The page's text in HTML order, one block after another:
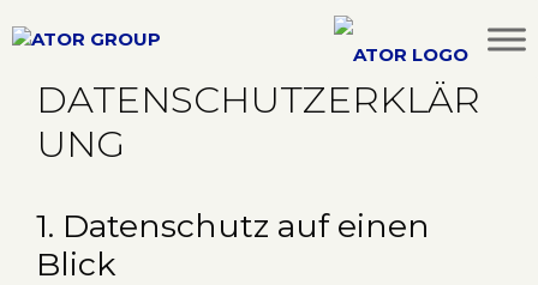
Inhalt
MENÜ
DATENSCHUTZERKLÄR
UNG
1. Datenschutz auf einen
Blick